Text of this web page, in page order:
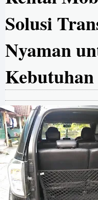
Solusi
Nyaman
Kebutuhan